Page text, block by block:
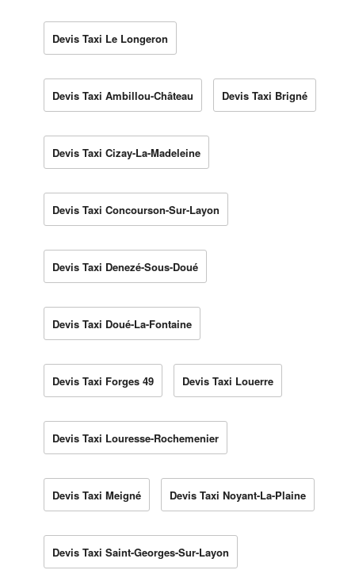
Devis Taxi Le Longeron
Devis Taxi Ambillou-Château Devis Taxi Brigné
Devis Taxi Cizay-La-Madeleine
Devis Taxi Concourson-Sur-Layon
Devis Taxi Denezé-Sous-Doué
Devis Taxi Doué-La-Fontaine
Devis Taxi Forges 49 Devis Taxi Louerre
Devis Taxi Louresse-Rochemenier
Devis Taxi Meigné Devis Taxi Noyant-La-Plaine
Devis Taxi Saint-Georges-Sur-Layon